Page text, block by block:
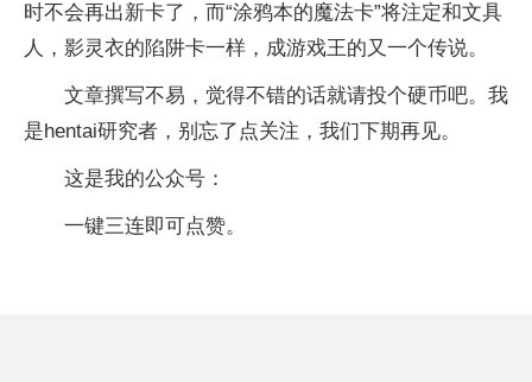
时不会再出新卡了，而“涂鸦本的魔法卡”将注定和文具
人，影灵衣的陷阱卡一样，成游戏王的又一个传说。
文章撰写不易，觉得不错的话就请投个硬币吧。我
是hentai研究者，别忘了点关注，我们下期再见。
这是我的公众号：
一键三连即可点赞。